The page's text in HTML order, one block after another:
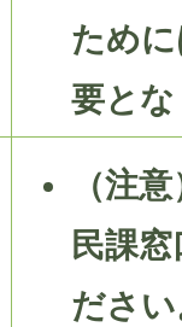
ため
要と
（注
民課
ださ